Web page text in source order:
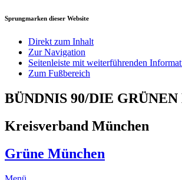
Sprungmarken dieser Website
Direkt zum Inhalt
Zur Navigation
Seitenleiste mit weiterführenden
Zum Fußbereich
BÜNDNIS 90/DIE GRÜNEN
Kreisverband München
Grüne München